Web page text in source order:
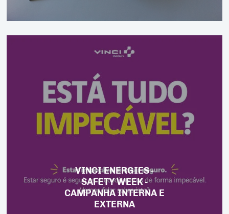
VINCI ENERGIES -
SAFETY WEEK -
CAMPANHA INTERNA E
EXTERNA